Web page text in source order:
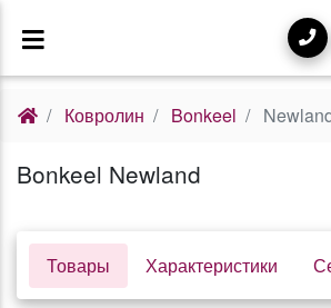
Ковролин Bonkeel
Bonkeel Newland
Товары Характеристики